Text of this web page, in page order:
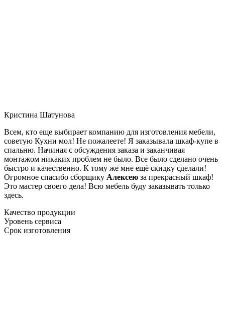
Кристина Шатунова
Всем, кто еще выбирает компанию для изготовления мебели,
советую Кухни мол! Не пожалеете! Я заказывала шкаф-купе в
спальню. Начиная с обсуждения заказа и заканчивая
монтажом никаких проблем не было. Все было сделано очень
быстро и качественно. К тому же мне ещё скидку сделали!
Огромное спасибо сборщику Алексею за прекрасный шкаф!
Это мастер своего дела! Всю мебель буду заказывать только
здесь.
Качество продукции
Уровень сервиса
Срок изготовления